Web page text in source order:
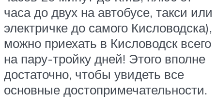
часа до двух на автобусе, такси или
электричке до самого Кисловодска),
можно приехать в Кисловодск всего
на пару-тройку дней! Этого вполне
достаточно, чтобы увидеть все
основные достопримечательности.